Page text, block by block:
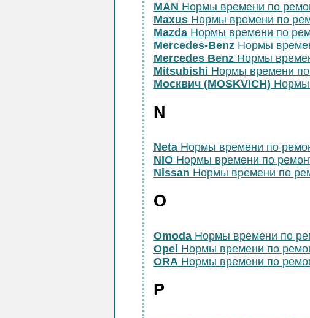
MAN Нормы времени по
Maxus Нормы времени по
Mazda Нормы времени по
Mercedes-Benz Нормы
Mercedes Benz Нормы
Mitsubishi Нормы времени
Москвич (MOSKVICH) Нормы
N
Neta Нормы времени по
NIO Нормы времени по
Nissan Нормы времени по
O
Omoda Нормы времени по
Opel Нормы времени по
ORA Нормы времени по
P